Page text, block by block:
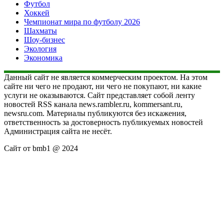
Футбол
Хоккей
Чемпионат мира по футболу 2026
Шахматы
Шоу-бизнес
Экология
Экономика
Данный сайт не является коммерческим проектом. На этом
сайте ни чего не продают, ни чего не покупают, ни какие
услуги не оказываются. Сайт представляет собой ленту
новостей RSS канала news.rambler.ru, kommersant.ru,
newsru.com. Материалы публикуются без искажения,
ответственность за достоверность публикуемых новостей
Администрация сайта не несёт.
Сайт от bmb1 @ 2024